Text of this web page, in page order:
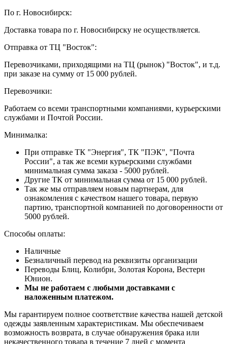
По г. Новосибирск:
Доставка товара по г. Новосибирску не осуществляется.
Отправка от ТЦ "Восток":
Перевозчиками, приходящими на ТЦ (рынок) "Восток", и т.д.
при заказе на сумму от 15 000 рублей.
Перевозчики:
Работаем со всеми транспортными компаниями, курьерскими
службами и Почтой России.
Минималка:
При отправке ТК "Энергия", ТК "ПЭК", "Почта
России", а так же всеми курьерскими службами
минимальная сумма заказа - 5000 рублей.
Другие ТК от минимальная сумма от 15 000 рублей.
Так же мы отправляем новым партнерам, для
ознакомления с качеством нашего товара, первую
партию, транспортной компанией по договоренности от
5000 рублей.
Способы оплаты:
Наличные
Безналичный перевод на реквизиты организации
Переводы Блиц, Колибри, Золотая Корона, Вестерн
Юнион.
Мы не работаем с любыми доставками с
наложенным платежом.
Мы гарантируем полное соответствие качества нашей детской
одежды заявленным характеристикам. Мы обеспечиваем
возможность возврата, в случае обнаружения брака или
некачественного товара в течение 7 дней с момента